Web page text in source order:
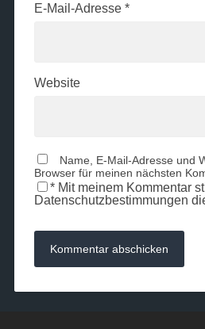
E-Mail-Adresse *
Website
Name, E-Mail-Adresse und
Browser für meinen nächsten
*Mit meinem Kommentar
Datenschutzbestimmungen